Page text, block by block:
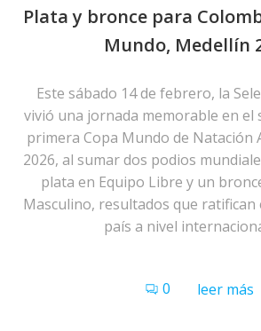
Plata y bronce para
Mundo, Medellín
Este sábado 14 de febrero, la
vivió una jornada memorable en el
primera Copa Mundo de Natación
2026, al sumar dos podios
plata en Equipo Libre y un
Masculino, resultados que ratifican
país a nivel
0 leer más